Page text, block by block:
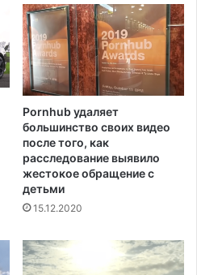
Pornhub удаляет
большинство своих видео
после того, как
расследование выявило
жестокое обращение с
детьми
15.12.2020